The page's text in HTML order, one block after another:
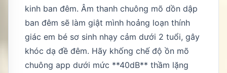
kinh ban đêm. Âm thanh chuông mõ dồn dập
ban đêm sẽ làm giật mình hoảng loạn thính
giác em bé sơ sinh nhạy cảm dưới 2 tuổi, gây
khóc dạ đề đêm. Hãy khống chế độ ồn mõ
chuông app dưới mức **40dB** thầm lặng